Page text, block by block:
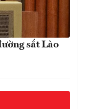
sắt Lào